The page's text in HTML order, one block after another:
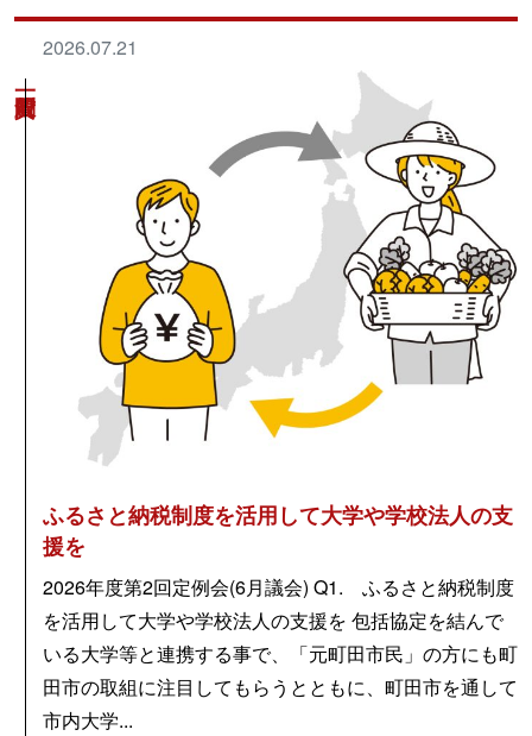
2026.07.21
ふるさと納税制度を活用して大学や学校法人の支
援を
2026年度第2回定例会(6月議会) Q1. ふるさと納税制度
を活用して大学や学校法人の支援を 包括協定を結んで
いる大学等と連携する事で、「元町田市民」の方にも町
田市の取組に注目してもらうとともに、町田市を通して
市内大学...